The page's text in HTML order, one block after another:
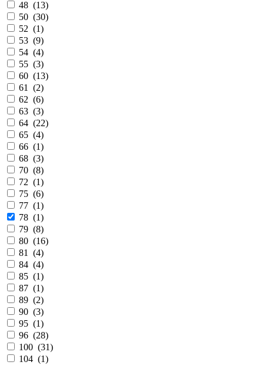
48 (13)
50 (30)
52 (1)
53 (9)
54 (4)
55 (3)
60 (13)
61 (2)
62 (6)
63 (3)
64 (22)
65 (4)
66 (1)
68 (3)
70 (8)
72 (1)
75 (6)
77 (1)
78 (1)
79 (8)
80 (16)
81 (4)
84 (4)
85 (1)
87 (1)
89 (2)
90 (3)
95 (1)
96 (28)
100 (31)
104 (1)